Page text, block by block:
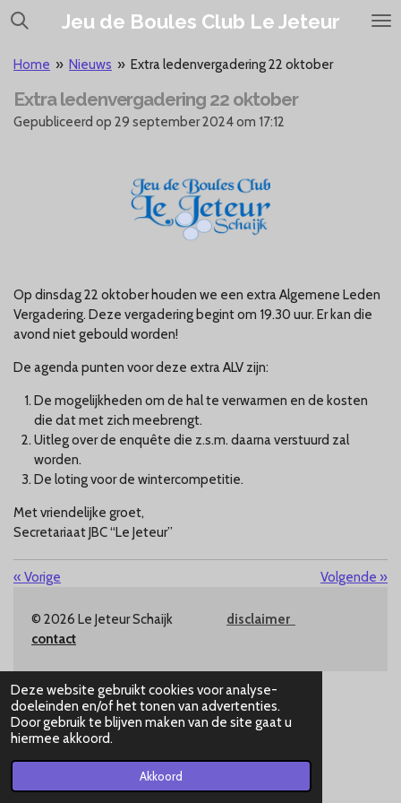
Deze website gebruikt cookies voor analyse-
doeleinden en/of het tonen van advertenties.
Door gebruik te blijven maken van de site gaat u
hiermee akkoord.
Akkoord
Ga
naar
hoofdinhoud
Jeu de Boules Club Le Jeteur
Home » Nieuws » Extra ledenvergadering 22 oktober
Extra ledenvergadering 22 oktober
Gepubliceerd op 29 september 2024 om 17:12
Op dinsdag 22 oktober houden we een extra Algemene Leden
Vergadering. Deze vergadering begint om 19.30 uur. Er kan die
avond niet gebould worden!
De agenda punten voor deze extra ALV zijn:
De mogelijkheden om de hal te verwarmen en de kosten
die dat met zich meebrengt.
Uitleg over de enquête die z.s.m. daarna verstuurd zal
worden.
De loting voor de wintercompetitie.
Met vriendelijke groet,
Secretariaat JBC “Le Jeteur”
« Vorige Volgende »
© 2026 Le Jeteur Schaijk
disclaimer
contact